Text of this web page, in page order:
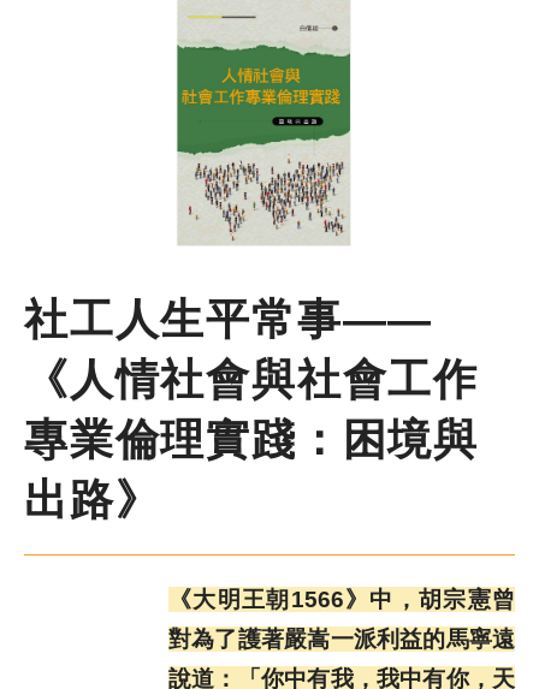
後台登入
季刊簡介
主題報導
主題座談
人物專訪
社工人生平常事——
《人情社會與社會工作
專業倫理實踐：困境與
出路》
《大明王朝1566》中，胡宗憲曾
對為了護著嚴嵩一派利益的馬寧遠
說道：「你中有我，我中有你，天